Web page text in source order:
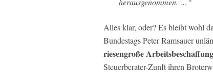
Alles klar, oder? Es bleibt wohl
Bundestags Peter Ramsauer
riesengroße
Steuerberater-Zunft ihren